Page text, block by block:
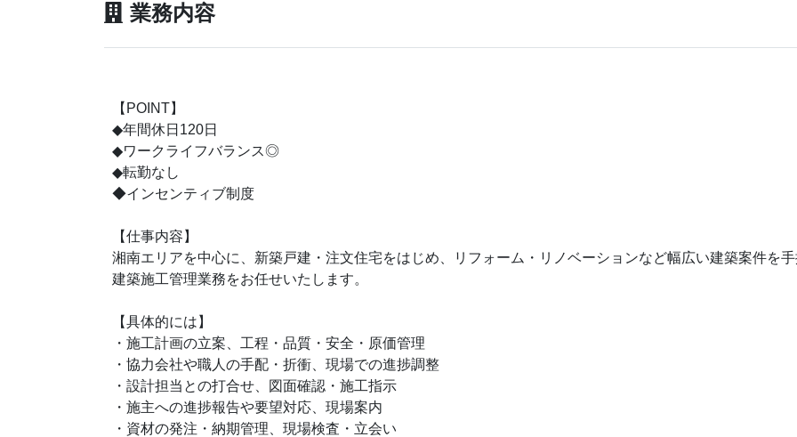
業務内容
【POINT】
◆年間休日120日
◆ワークライフバランス◎
◆転勤なし
◆インセンティブ制度
【仕事内容】
湘南エリアを中心に、新築戸建・注文住宅をはじめ、リフォーム・リノベーションなど幅広い建築案件を手
建築施工管理業務をお任せいたします。
【具体的には】
・施工計画の立案、工程・品質・安全・原価管理
・協力会社や職人の手配・折衝、現場での進捗調整
・設計担当との打合せ、図面確認・施工指示
・施主への進捗報告や要望対応、現場案内
・資材の発注・納期管理、現場検査・立会い